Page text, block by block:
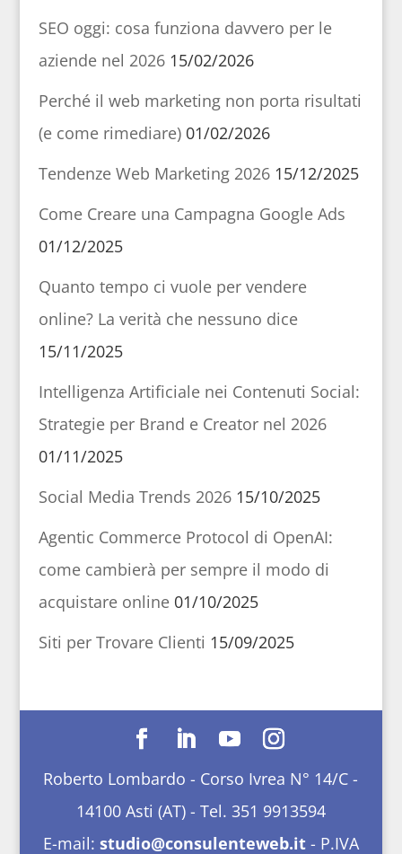
SEO oggi: cosa funziona davvero per le
aziende nel 2026 15/02/2026
Perché il web marketing non porta risultati
(e come rimediare) 01/02/2026
Tendenze Web Marketing 2026 15/12/2025
Come Creare una Campagna Google Ads
01/12/2025
Quanto tempo ci vuole per vendere
online? La verità che nessuno dice
15/11/2025
Intelligenza Artificiale nei Contenuti Social:
Strategie per Brand e Creator nel 2026
01/11/2025
Social Media Trends 2026 15/10/2025
Agentic Commerce Protocol di OpenAI:
come cambierà per sempre il modo di
acquistare online 01/10/2025
Siti per Trovare Clienti 15/09/2025
Roberto Lombardo - Corso Ivrea N° 14/C -
14100 Asti (AT) - Tel. 351 9913594
E-mail: studio@consulenteweb.it- P.IVA